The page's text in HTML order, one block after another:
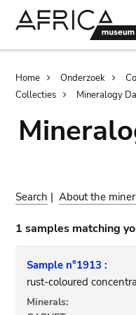
Home Onderzoek
Collecties
Mineralogy
Search |About the
1 samples matching
Sample n°1913 :
rust-coloured
Minerals: